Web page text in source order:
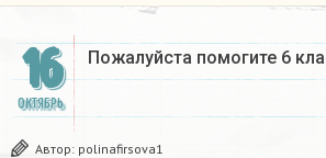
16
ОКТЯБРЬ
Пожалуйста помогите 6
Автор: polinafirsova1